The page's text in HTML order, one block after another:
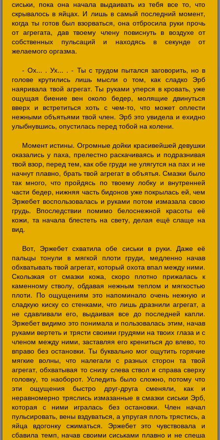
сиськи, пока она начала выдаивать из тебя все то, что
скрывалось в яйцах. И лишь в самый последний момент,
когда ты готов был взорваться, она отбросила руки прочь
от агрегата, дав твоему члену повиснуть в воздухе от
собственных пульсаций и находясь в секунде от
желаемого оргазма.
- Ох... . Ух... . - Ты с трудом пытался заговорить, но в
голове крутились лишь мысли о том, как сладко Эрб
наяривала твой агрегат. Ты руками уперся в кровать, уже
ощущая биение вен около бедер, молящие двинуться
вверх и встретиться хоть с чем-то, что может оплести
нежными объятьями твой член. Эрб это увидела и ехидно
улыбнувшись, опустилась перед тобой на колени.
Момент истины. Огромные дойки красивейшей девушки
оказались у паха, прелестно раскачиваясь и подразнивая
твой взор, перед тем, как обе груди не улягутся на пах и не
начнут плавно, брать твой агрегат в объятья. Смазки было
так много, что пройдясь по твоему лобку и внутренней
части бедер, нижняя часть бидонов уже покрылась ей, чем
Эржебет воспользовалась и руками потом измазала свою
грудь. Впоследствии помимо белоснежной красоты её
кожи, та начала блестеть на свету, делая ещё слаще на
вид.
Вот, Эржебет схватила обе сиськи в руки. Даже её
пальцы тонули в мягкой плоти груди, медленно начав
обхватывать твой агрегат, который охота впал между ними.
Скользкая от смазки кожа, скоро плотно прижалась к
каменному стволу, обдавая нежным теплом и мягкостью
плоти. По ощущениям это напоминало очень нежную и
сладкую киску со стенками, что лишь дразнили агрегат, а
не сдавливали его, выдаивая все до последней капли.
Эржебет видимо это понимала и пользовалась этим, начав
руками вертеть и трясти своими грудями на твоих глаза и с
членом между ними, заставляя его крениться до влево, то
вправо без остановки. Ты буквально мог ощутить горячие
мягкие волны, что налегали с разных сторон та твой
агрегат, обхватывая то снизу слева ствол и справа сверху
головку, то наоборот. Уследить было сложно, потому что
эти ощущения быстро друг-друга сменяли, как и
неравномерно тряслись измазанные в смазки сиськи Эрб,
которая с ними игралась без остановки. Член начал
пульсировать, вены вздуваться, а упругая плоть трястись, а
яйца вдогонку сжиматься. Эржебет это чувствовала и
сбавила темп, начав своими сиськами плавно и не спеша